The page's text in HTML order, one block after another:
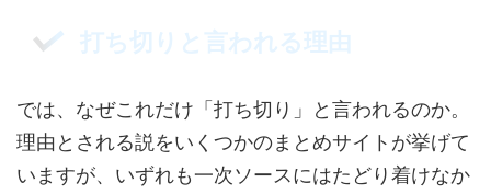
打ち切りと言われる理由
では、なぜこれだけ「打ち切り」と言われるのか。
理由とされる説をいくつかのまとめサイトが挙げて
いますが、いずれも一次ソースにはたどり着けなか